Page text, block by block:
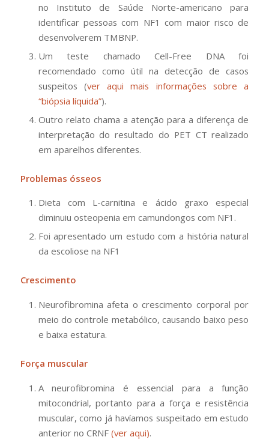
no Instituto de Saúde Norte-americano para
identificar pessoas com NF1 com maior risco de
desenvolverem TMBNP.
Um teste chamado Cell-Free DNA foi
recomendado como útil na detecção de casos
suspeitos (ver aqui mais informações sobre a
“biópsia líquida”).
Outro relato chama a atenção para a diferença de
interpretação do resultado do PET CT realizado
em aparelhos diferentes.
Problemas ósseos
Dieta com L-carnitina e ácido graxo especial
diminuiu osteopenia em camundongos com NF1.
Foi apresentado um estudo com a história natural
da escoliose na NF1
Crescimento
Neurofibromina afeta o crescimento corporal por
meio do controle metabólico, causando baixo peso
e baixa estatura.
Força muscular
A neurofibromina é essencial para a função
mitocondrial, portanto para a força e resistência
muscular, como já havíamos suspeitado em estudo
anterior no CRNF (ver aqui).